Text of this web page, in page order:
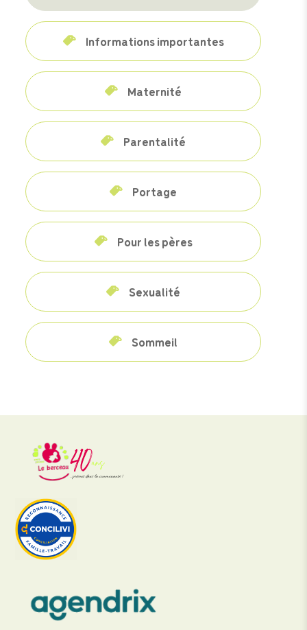
Informations importantes
Maternité
Parentalité
Portage
Pour les pères
Sexualité
Sommeil